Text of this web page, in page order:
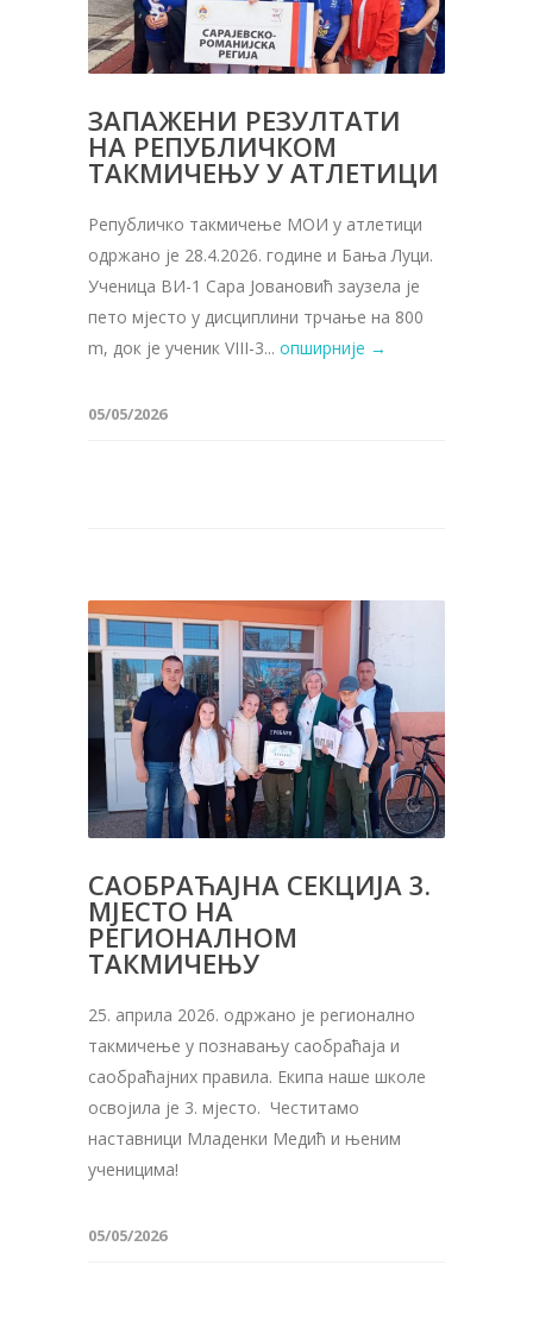
ЗАПАЖЕНИ РЕЗУЛТАТИ
НА РЕПУБЛИЧКОМ
ТАКМИЧЕЊУ У АТЛЕТИЦИ
Републичко такмичење МОИ у атлетици
одржано је 28.4.2026. године и Бања Луци.
Ученица ВИ-1 Сара Јовановић заузела је
пето мјесто у дисциплини трчање на 800
m, док је ученик VIII-3... опширније →
05/05/2026
САОБРАЋАЈНА СЕКЦИЈА 3.
МЈЕСТО НА
РЕГИОНАЛНОМ
ТАКМИЧЕЊУ
25. априла 2026. одржано је регионално
такмичење у познавању саобраћаја и
саобраћајних правила. Екипа наше школе
освојила је 3. мјесто. Честитамо
наставници Младенки Медић и њеним
ученицима!
05/05/2026